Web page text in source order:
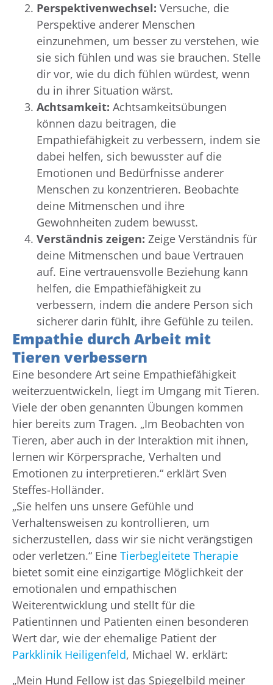
Perspektivenwechsel: Versuche, die
Perspektive anderer Menschen
einzunehmen, um besser zu verstehen, wie
sie sich fühlen und was sie brauchen. Stelle
dir vor, wie du dich fühlen würdest, wenn
du in ihrer Situation wärst.
Achtsamkeit: Achtsamkeitsübungen
können dazu beitragen, die
Empathiefähigkeit zu verbessern, indem sie
dabei helfen, sich bewusster auf die
Emotionen und Bedürfnisse anderer
Menschen zu konzentrieren. Beobachte
deine Mitmenschen und ihre
Gewohnheiten zudem bewusst.
Verständnis zeigen: Zeige Verständnis für
deine Mitmenschen und baue Vertrauen
auf. Eine vertrauensvolle Beziehung kann
helfen, die Empathiefähigkeit zu
verbessern, indem die andere Person sich
sicherer darin fühlt, ihre Gefühle zu teilen.
Empathie durch Arbeit mit
Tieren verbessern
Eine besondere Art seine Empathiefähigkeit
weiterzuentwickeln, liegt im Umgang mit Tieren.
Viele der oben genannten Übungen kommen
hier bereits zum Tragen. „Im Beobachten von
Tieren, aber auch in der Interaktion mit ihnen,
lernen wir Körpersprache, Verhalten und
Emotionen zu interpretieren.“ erklärt Sven
Steffes-Holländer.
„Sie helfen uns unsere Gefühle und
Verhaltensweisen zu kontrollieren, um
sicherzustellen, dass wir sie nicht verängstigen
oder verletzen.“ Eine Tierbegleitete Therapie
bietet somit eine einzigartige Möglichkeit der
emotionalen und empathischen
Weiterentwicklung und stellt für die
Patientinnen und Patienten einen besonderen
Wert dar, wie der ehemalige Patient der
Parkklinik Heiligenfeld, Michael W. erklärt:
„Mein Hund Fellow ist das Spiegelbild meiner